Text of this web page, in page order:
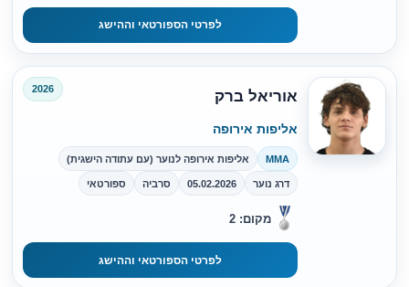
לפרטי הספורטאי וההישג
אוריאל ברק 2026
אליפות אירופה
MMA אליפות אירופה לנוער (עם עתודה הישגית)
דרג נוער 05.02.2026 סרביה ספורטאי
מקום: 2
לפרטי הספורטאי וההישג